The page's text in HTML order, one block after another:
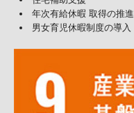
年次有給休暇 取得の推進
男女育児休暇制度の導入